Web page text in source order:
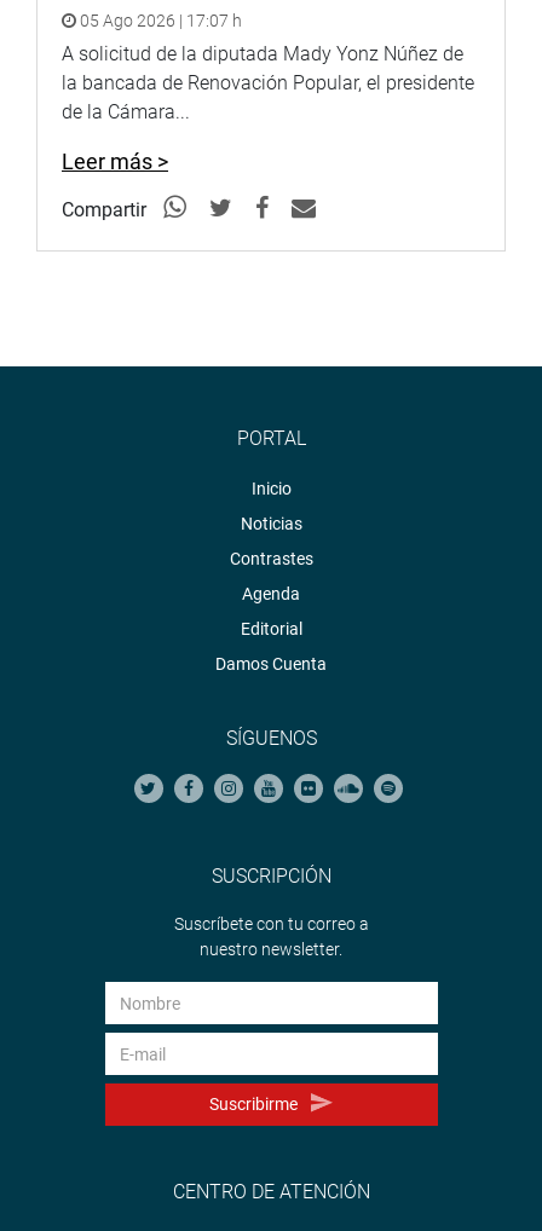
05 Ago 2026 | 17:07 h
A solicitud de la diputada Mady Yonz Núñez de
la bancada de Renovación Popular, el presidente
de la Cámara...
Leer más >
Compartir
PORTAL
Inicio
Noticias
Contrastes
Agenda
Editorial
Damos Cuenta
SÍGUENOS
SUSCRIPCIÓN
Suscríbete con tu correo a
nuestro newsletter.
Suscribirme
CENTRO DE ATENCIÓN